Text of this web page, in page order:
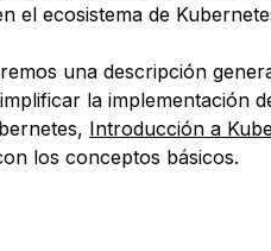
el ecosistema de
una descripción
la implementación
Introducción a
los conceptos básicos.